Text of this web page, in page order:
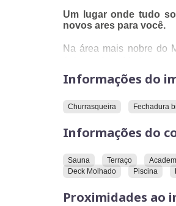
Um lugar onde tudo
novos ares para você.
Na área mais nobre do
dosprincipais serviços,
modernidade,
São apartamentos de
Viver no Ares Marista é
Informações do
Churrasqueira Fechadura
Informações do
Sauna Terraço
Deck Molhado
Piscina
Proximidades ao